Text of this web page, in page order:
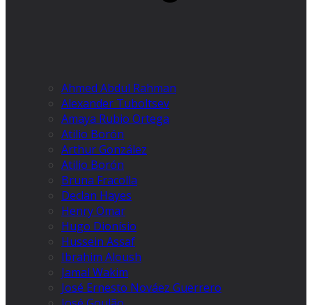
Ahmed Abdul Rahman
Alexander Tuboltsev
Amaya Rubio Ortega
Atilio Borón
Arthur González
Atilio Borón
Bruna Fracolla
Declan Hayes
Henry Omar
Hugo Dionísio
Hussein Assaf
Ibrahim Aloush
Jamal Wakim
José Ernesto Nováez Guerrero